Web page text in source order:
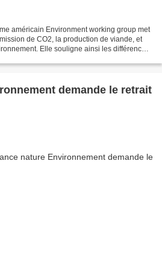
américain Environment working group met
de CO2, la production de viande, et
Elle souligne ainsi les différences
demande le retrait